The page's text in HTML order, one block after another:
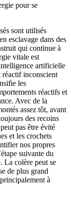
pour se
sont utilisés
esclavage dans des
qui continue à
vitale est
artificielle
réactif inconscient
les
réactifs et
Avec de la
assez tôt, avant
des recoins
pas être évité
et les crochets
nos propres
suivante du
La colère peut se
de plus grand
à